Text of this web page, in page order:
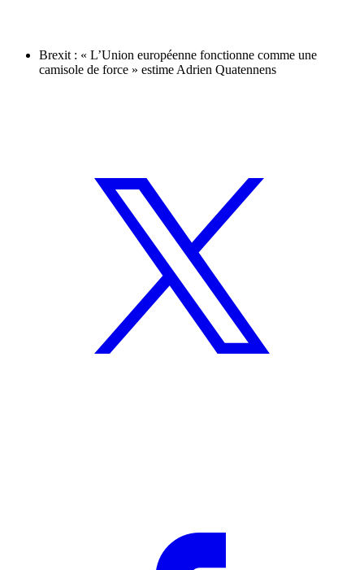
Brexit : « L’Union européenne fonctionne comme une
camisole de force » estime Adrien Quatennens